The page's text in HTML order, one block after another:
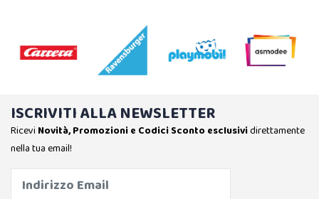
ISCRIVITI ALLA NEWSLETTER
Ricevi Novità, Promozioni e Codici Sconto esclusividirettamente
nella tua email!